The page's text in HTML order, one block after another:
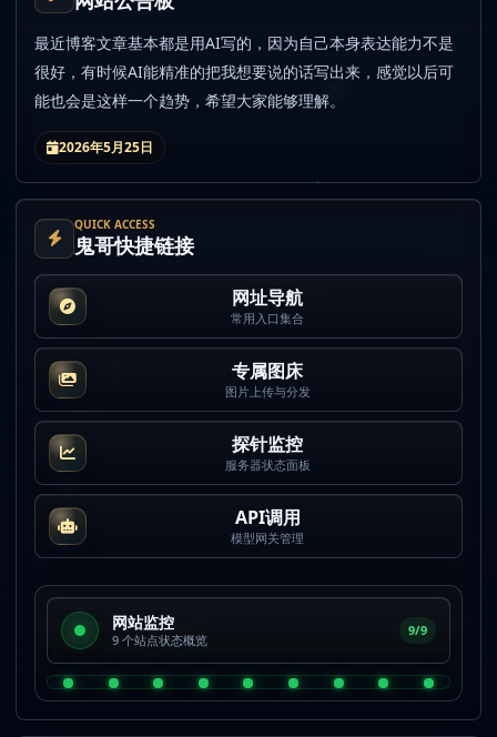
最近博客文章基本都是用AI写的，因为自己本身表达能力不是
很好，有时候AI能精准的把我想要说的话写出来，感觉以后可
能也会是这样一个趋势，希望大家能够理解。
2026年5月25日
QUICK ACCESS
鬼哥快捷链接
网址导航
常用入口集合
专属图床
图片上传与分发
探针监控
服务器状态面板
API调用
模型网关管理
网站监控
9 个站点状态概览
9/9